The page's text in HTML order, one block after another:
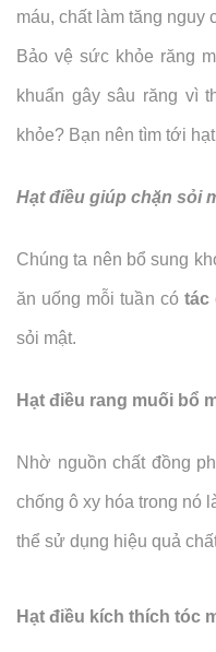
máu, chất làm tăng
Bảo vệ sức khỏe răng
khuẩn gây sâu răng vì
khỏe? Bạn nên tìm tới
Hạt điều giúp chặn sỏi
Chúng ta nên bổ sung
ăn uống mỗi tuần cótác
sỏi mật.
Hạt điều rang muối bổ
Nhờ nguồn chất đồng
chống ô xy hóa trong nó
thể sử dụng hiệu quả
Hạt điều kích thích tóc